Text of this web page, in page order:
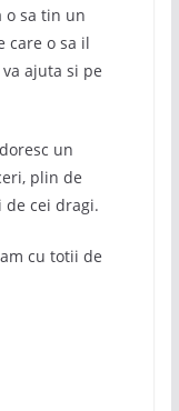
o sa tin un
care o sa il
ajuta si pe
un
plin de
cei dragi.
cu totii de